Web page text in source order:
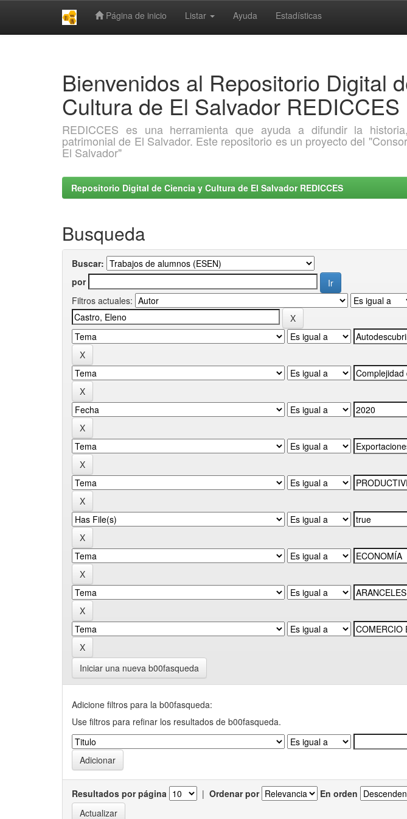
Página de inicio Listar Ayuda Estadísticas
Bienvenidos al Repositorio Digital
Cultura de El Salvador REDICCES
REDICCES es una herramienta que ayuda a difundir la
patrimonial de El Salvador. Este repositorio es un proyecto del
El Salvador"
Repositorio Digital de Ciencia y Cultura de El Salvador REDICCES
Busqueda
Buscar:
por
Filtros actuales:
Iniciar una nueva b00fasqueda
Adicione filtros para la b00fasqueda:
Use filtros para refinar los resultados de b00fasqueda.
Resultados por página | Ordenar por En orden